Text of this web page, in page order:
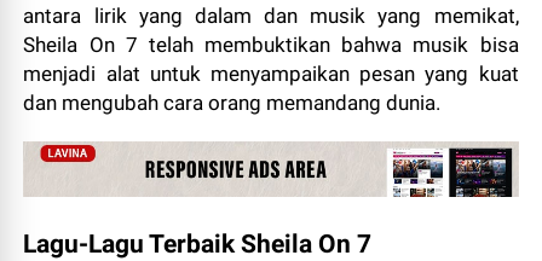
antara lirik yang dalam dan musik yang memikat,
Sheila On 7 telah membuktikan bahwa musik bisa
menjadi alat untuk menyampaikan pesan yang kuat
dan mengubah cara orang memandang dunia.
Lagu-Lagu Terbaik Sheila On 7